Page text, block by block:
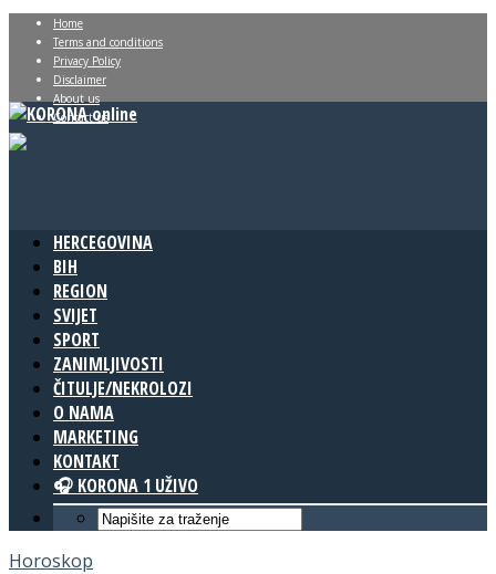
Home
Terms and conditions
Privacy Policy
Disclaimer
About us
Contact us
HERCEGOVINA
BIH
REGION
SVIJET
SPORT
ZANIMLJIVOSTI
ČITULJE/NEKROLOZI
O NAMA
MARKETING
KONTAKT
🎧 KORONA 1 UŽIVO
Horoskop